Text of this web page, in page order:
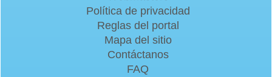
Política de privacidad
Reglas del portal
Mapa del sitio
Contáctanos
FAQ